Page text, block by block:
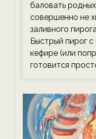
баловать
совершенно не
заливного
Быстрый пирог
кефире (или
готовится